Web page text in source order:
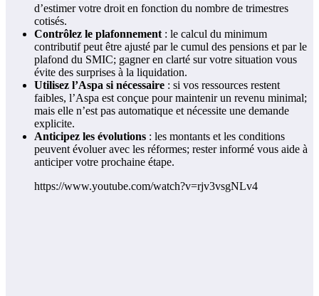
d’estimer votre droit en fonction du nombre de trimestres
cotisés.
Contrôlez le plafonnement : le calcul du minimum
contributif peut être ajusté par le cumul des pensions et par le
plafond du SMIC; gagner en clarté sur votre situation vous
évite des surprises à la liquidation.
Utilisez l’Aspa si nécessaire : si vos ressources restent
faibles, l’Aspa est conçue pour maintenir un revenu minimal;
mais elle n’est pas automatique et nécessite une demande
explicite.
Anticipez les évolutions : les montants et les conditions
peuvent évoluer avec les réformes; rester informé vous aide à
anticiper votre prochaine étape.
https://www.youtube.com/watch?v=rjv3vsgNLv4